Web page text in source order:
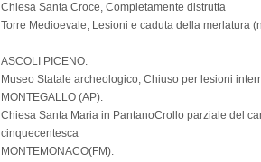
Chiesa Santa Croce, Completamente distrutta
Torre Medioevale, Lesioni e caduta della merlatura
ASCOLI PICENO:
Museo Statale archeologico, Chiuso per lesioni
MONTEGALLO (AP):
Chiesa Santa Maria in PantanoCrollo parziale del
cinquecentesca
MONTEMONACO(FM):